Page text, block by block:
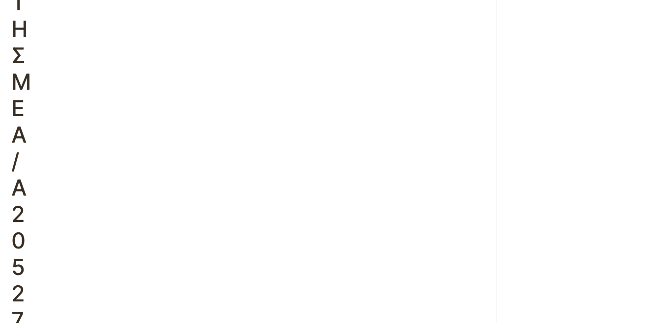
Η
Σ
Μ
Ε
Α
/
Α
2
0
5
2